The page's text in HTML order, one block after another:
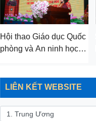
Hội thao Giáo dục Quốc
phòng và An ninh học
LIÊN KẾT WEBSITE